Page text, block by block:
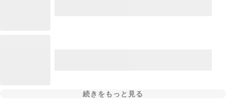
続きをもっと見る